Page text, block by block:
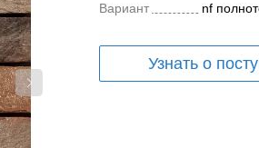
Вариант nf
Узнать о